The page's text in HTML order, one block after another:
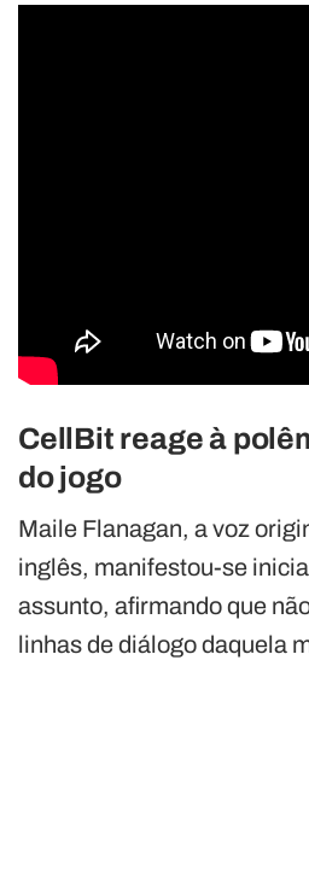
CellBit reage à
do jogo
Maile Flanagan, a voz
inglês, manifestou-se
assunto, afirmando que
linhas de diálogo daquela